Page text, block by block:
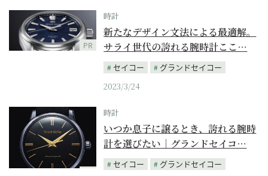
PR
時計
新たなデザイン文法による最適解。
サライ世代の誇れる腕時計ここ…
セイコー
グランドセイコー
2023/3/24
時計
いつか息子に譲るとき、誇れる腕時
計を選びたい｜グランドセイコ…
セイコー
グランドセイコー